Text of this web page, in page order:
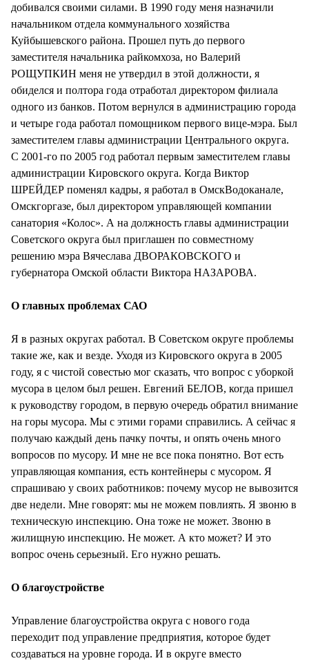
добивался своими силами. В 1990 году меня назначили
начальником отдела коммунального хозяйства
Куйбышевского района. Прошел путь до первого
заместителя начальника райкомхоза, но Валерий
РОЩУПКИН меня не утвердил в этой должности, я
обиделся и полтора года отработал директором филиала
одного из банков. Потом вернулся в администрацию города
и четыре года работал помощником первого вице-мэра. Был
заместителем главы администрации Центрального округа.
С 2001-го по 2005 год работал первым заместителем главы
администрации Кировского округа. Когда Виктор
ШРЕЙДЕР поменял кадры, я работал в ОмскВодоканале,
Омскгоргазе, был директором управляющей компании
санатория «Колос». А на должность главы администрации
Советского округа был приглашен по совместному
решению мэра Вячеслава ДВОРАКОВСКОГО и
губернатора Омской области Виктора НАЗАРОВА.
О главных проблемах САО
Я в разных округах работал. В Советском округе проблемы
такие же, как и везде. Уходя из Кировского округа в 2005
году, я с чистой совестью мог сказать, что вопрос с уборкой
мусора в целом был решен. Евгений БЕЛОВ, когда пришел
к руководству городом, в первую очередь обратил внимание
на горы мусора. Мы с этими горами справились. А сейчас я
получаю каждый день пачку почты, и опять очень много
вопросов по мусору. И мне не все пока понятно. Вот есть
управляющая компания, есть контейнеры с мусором. Я
спрашиваю у своих работников: почему мусор не вывозится
две недели. Мне говорят: мы не можем повлиять. Я звоню в
техническую инспекцию. Она тоже не может. Звоню в
жилищную инспекцию. Не может. А кто может? И это
вопрос очень серьезный. Его нужно решать.
О благоустройстве
Управление благоустройства округа с нового года
переходит под управление предприятия, которое будет
создаваться на уровне города. И в округе вместо